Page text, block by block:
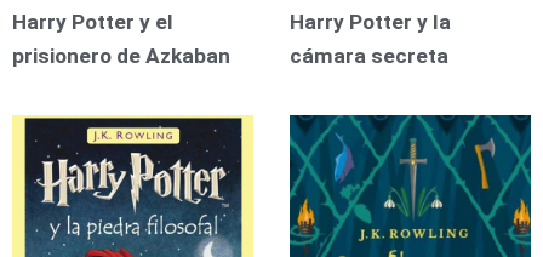
Harry Potter y el
prisionero de Azkaban
Harry Potter y la
cámara secreta